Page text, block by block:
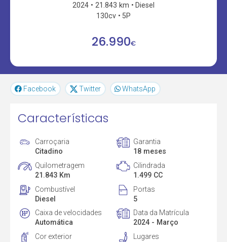
2024 21.843 km
Diesel
130cv
5P
26.990€
Facebook Twitter WhatsApp
Características
Carroçaria
Citadino
Garantia
18 meses
Quilometragem
21.843 Km
Cilindrada
1.499 CC
Combustível
Diesel
Portas
5
Caixa de velocidades
Automática
Data da Matrícula
2024 - Março
Cor exterior
Lugares